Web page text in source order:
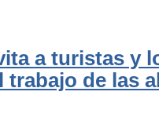
a turistas y
de las